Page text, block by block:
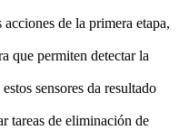
de la primera etapa,
que permiten detectar la
sensores da resultado
tareas de eliminación de